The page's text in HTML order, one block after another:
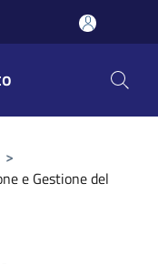
>
e Gestione del